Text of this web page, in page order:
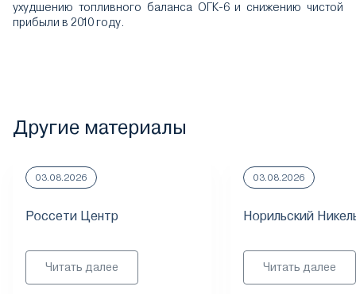
ухудшению топливного баланса ОГК-6 и снижению чистой
прибыли в 2010 году.
Другие материалы
03.08.2026
Россети Центр
Читать далее
03.08.2026
Норильский
Читать далее